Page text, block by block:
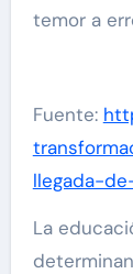
temor a
Fuente:
llegada-
La